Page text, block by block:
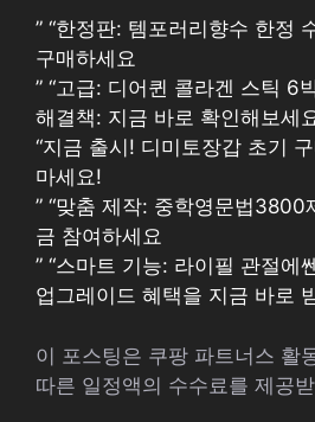
” “한정판: 템포러리향수 한정
구매하세요
” “고급: 디어퀸 콜라겐 스틱 6
해결책: 지금 바로 확인해보세
“지금 출시! 디미토장갑 초기
마세요!
” “맞춤 제작: 중학영문법3800
금 참여하세요
” “스마트 기능: 라이필 관절에
업그레이드 혜택을 지금 바로
이 포스팅은 쿠팡 파트너스 활
따른 일정액의 수수료를 제공